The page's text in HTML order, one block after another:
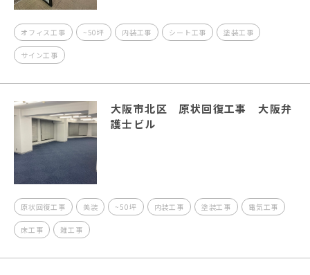
オフィス工事 ~50坪 内装工事 シート工事 塗装工事
サイン工事
大阪市北区 原状回復工事 大阪弁
護士ビル
原状回復工事 美装 ~50坪 内装工事 塗装工事 電気工事
床工事 雑工事